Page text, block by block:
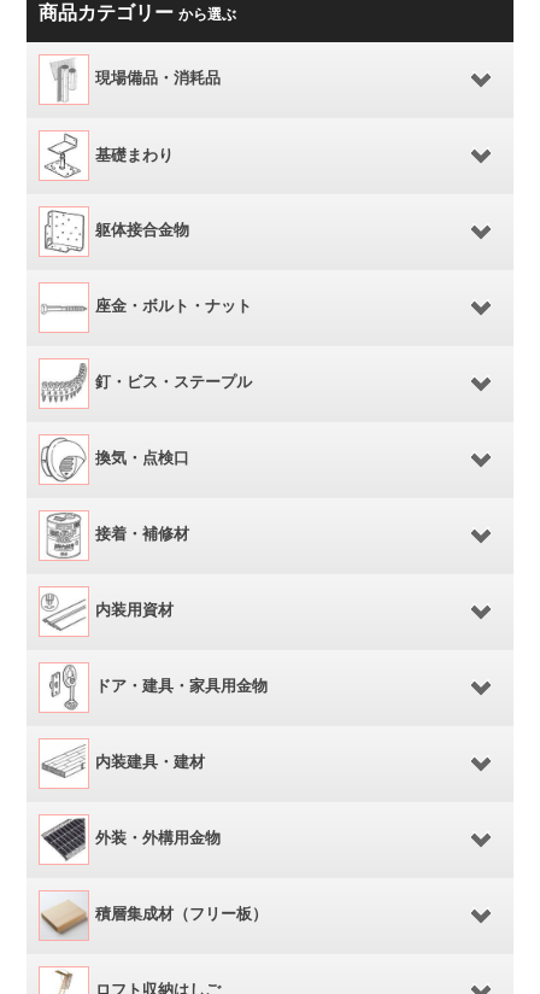
商品カテゴリーから選ぶ
現場備品・消耗品
基礎まわり
躯体接合金物
座金・ボルト・ナット
釘・ビス・ステープル
換気・点検口
接着・補修材
内装用資材
ドア・建具・家具用金物
内装建具・建材
外装・外構用金物
積層集成材（フリー板）
ロフト収納はしご